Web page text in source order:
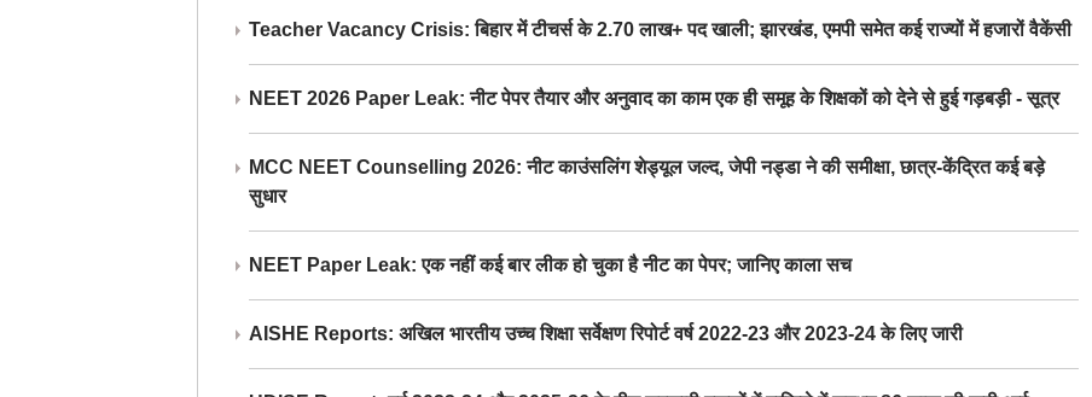
Teacher Vacancy Crisis: बिहार में टीचर्स के 2.70 लाख+ पद खाली; झारखंड, एमपी समेत कई राज्यों में हजारों वैकेंसी
NEET 2026 Paper Leak: नीट पेपर तैयार और अनुवाद का काम एक ही समूह के शिक्षकों को देने से हुई गड़बड़ी - सूत्र
MCC NEET Counselling 2026: नीट काउंसलिंग शेड्यूल जल्द, जेपी नड्डा ने की समीक्षा, छात्र-केंद्रित कई बड़े
सुधार
NEET Paper Leak: एक नहीं कई बार लीक हो चुका है नीट का पेपर; जानिए काला सच
AISHE Reports: अखिल भारतीय उच्च शिक्षा सर्वेक्षण रिपोर्ट वर्ष 2022-23 और 2023-24 के लिए जारी